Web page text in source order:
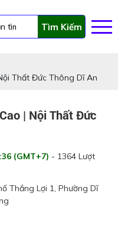
Tìm Kiếm
Thất Đức Thông Dĩ An
| Nội Thất Đức
(GMT+7) - 1364 Lượt
Thắng Lợi 1, Phường Dĩ